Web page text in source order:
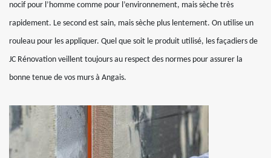
nocif pour l’homme comme pour l’environnement, mais sèche très
rapidement. Le second est sain, mais sèche plus lentement. On utilise un
rouleau pour les appliquer. Quel que soit le produit utilisé, les façadiers de
JC Rénovation veillent toujours au respect des normes pour assurer la
bonne tenue de vos murs à Angais.